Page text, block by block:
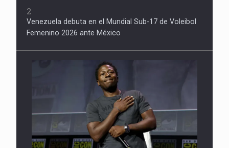
2
Venezuela debuta en el Mundial Sub-17 de Voleibol
Femenino 2026 ante México